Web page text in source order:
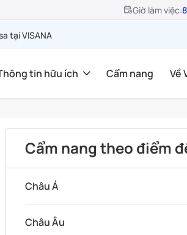
Giờ làm việc:
tại VISANA
tin hữu ích Cẩm nang Về
Cẩm nang theo điểm
Châu Á
Châu Âu